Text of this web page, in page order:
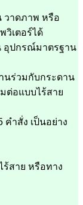
วาดภาพ หรือ
วิเตอร์ได้
อุปกรณ์มาตรฐาน
นร่วมกับกระดาน
ต่อแบบไร้สาย
ำสั่ง เป็นอย่าง
สาย หรือทาง